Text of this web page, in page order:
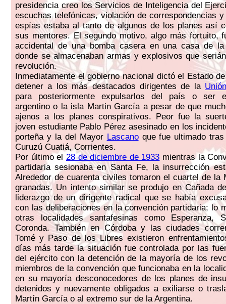
presidencia creo los Servicios de Inteligencia del
escuchas telefónicas, violación de correspondencias
espías estaba al tanto de algunos de los planes así
sus mentores. El segundo motivo, algo más fortuito,
accidental de una bomba casera en una casa de la
donde se almacenaban armas y explosivos que
revolución.
Inmediatamente el gobierno nacional dictó el Estado
detener a los más destacados dirigentes de la
para posteriormente expulsarlos del país o ser
argentino o la isla Martin García a pesar de que
ajenos a los planes conspirativos. Peor fue la
joven estudiante Pablo Pérez asesinado en los
porteña y la del Mayor Lascanoque fue ultimado tras
Curuzú Cuatiá, Corrientes.
Por último el 28 de diciembre de 1933 mientras la
partidaria sesionaba en Santa Fe, la insurrección
Alrededor de cuarenta civiles tomaron el cuartel de la
granadas. Un intento similar se produjo en Cañada
liderazgo de un dirigente radical que se había
con las deliberaciones en la convención partidaria; lo
otras localidades santafesinas como Esperanza,
Coronda. También en Córdoba y las ciudades
Tomé y Paso de los Libres existieron
días más tarde la situación fue controlada por las
del ejército con la detención de la mayoría de los
miembros de la convención que funcionaba en la
en su mayoría desconocedores de los planes de
detenidos y nuevamente obligados a exiliarse o
Martín García o al extremo sur de la Argentina.